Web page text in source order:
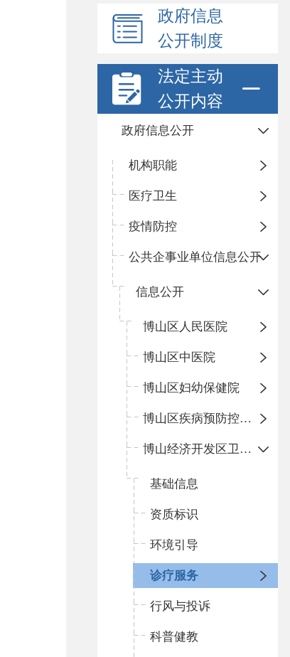
政府信息
公开制度
法定主动
公开内容
政府信息公开
机构职能
医疗卫生
疫情防控
公共企事业单位信息公开
信息公开
​博山区人民医院
博山区中医院
博山区妇幼保健院
博山区疾病预防控制中心
博山经济开发区卫生院
基础信息
资质标识
环境引导
诊疗服务
行风与投诉
科普健教